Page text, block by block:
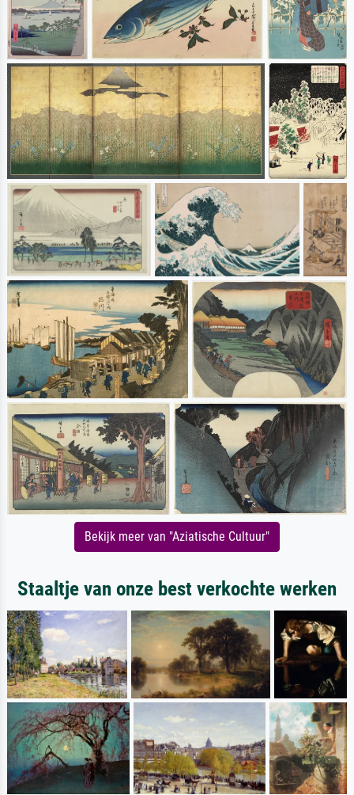
Bekijk meer van "Aziatische Cultuur"
Staaltje van onze best verkochte werken